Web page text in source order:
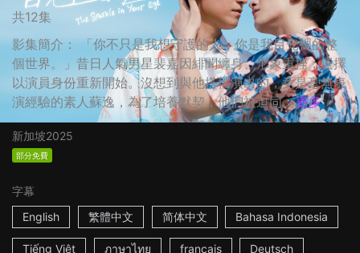
共12集
影集簡介： 「你不只是我想守護的人，你是我目光裡的整
個世界。」昔日人氣男星裴嘉因緋聞纏身、形象重挫，選擇
以演員身份重新開始。沒想到與他搭檔演出的，竟是毫無表
演經驗的素人蘇逸，為了培養默契，他們被迫同... 更多
新加坡2025
部分免費
字幕
English
繁體中文 简体中文 Bahasa Indonesia
Tiếng Việt ภาษาไทย français Deutsch